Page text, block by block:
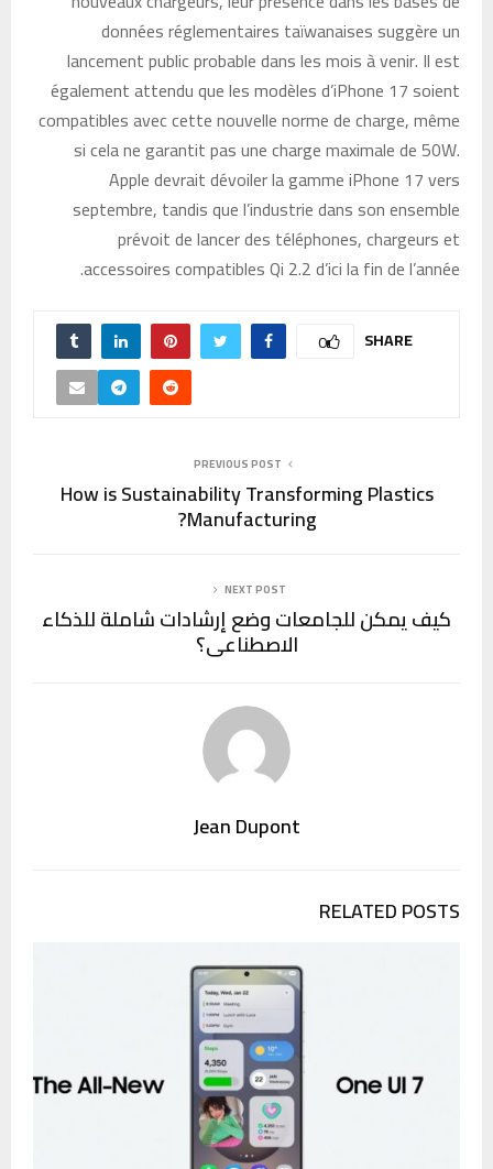
données réglementaires taïwanaises suggère un
lancement public probable dans les mois à venir. Il est
également attendu que les modèles d’iPhone 17 soient
compatibles avec cette nouvelle norme de charge, même
si cela ne garantit pas une charge maximale de 50W.
Apple devrait dévoiler la gamme iPhone 17 vers
septembre, tandis que l’industrie dans son ensemble
prévoit de lancer des téléphones, chargeurs et
accessoires compatibles Qi 2.2 d’ici la fin de l’année.
SHARE
0
PREVIOUS POST
How is Sustainability Transforming Plastics
Manufacturing?
NEXT POST
كيف يمكن للجامعات وضع إرشادات شاملة للذكاء
الاصطناعي؟
Jean Dupont
RELATED POSTS